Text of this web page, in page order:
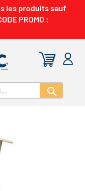
les produits sauf
PROMO :